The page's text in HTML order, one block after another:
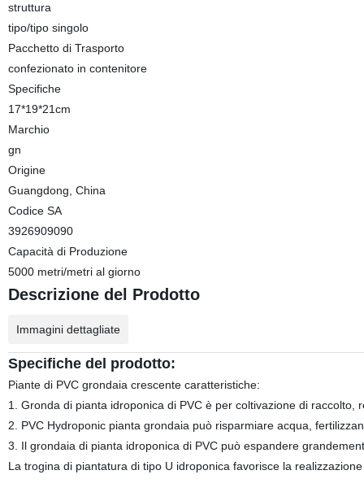
struttura
tipo/tipo singolo
Pacchetto di Trasporto
confezionato in contenitore
Specifiche
17*19*21cm
Marchio
gn
Origine
Guangdong, China
Codice SA
3926909090
Capacità di Produzione
5000 metri/metri al giorno
Descrizione del Prodotto
Immagini dettagliate
Specifiche del prodotto:
Piante di PVC grondaia crescente caratteristiche:
1. Gronda di pianta idroponica di PVC è per coltivazione di raccolto,
2. PVC Hydroponic pianta grondaia può risparmiare acqua,
3. Il grondaia di pianta idroponica di PVC può espandere
La trogina di piantatura di tipo U idroponica favorisce la